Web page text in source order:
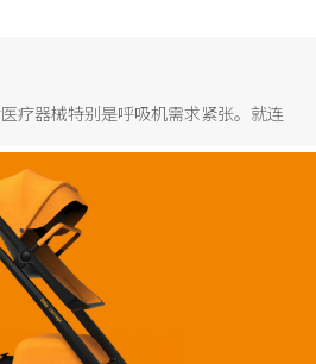
疗器械特别是呼吸机需求紧张。就连
！”。由此可见，医疗器械对救治行
状病毒的洗理，给全球带来伤痛教训
新的发展机遇。